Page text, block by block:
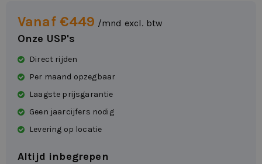
Vanaf €449 /mnd excl. btw
Onze USP's
Direct rijden
Per maand opzegbaar
Laagste prijsgarantie
Geen jaarcijfers nodig
Levering op locatie
Altijd inbegrepen